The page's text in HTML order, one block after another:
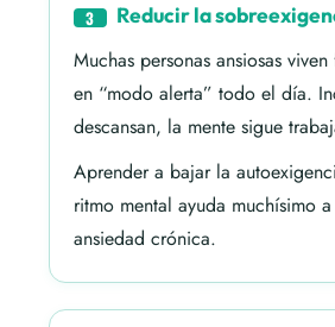
3
Reducir la
Muchas personas ansiosas
en “modo alerta” todo el día.
descansan, la mente sigue
Aprender a bajar la
ritmo mental ayuda muchísimo
ansiedad crónica.